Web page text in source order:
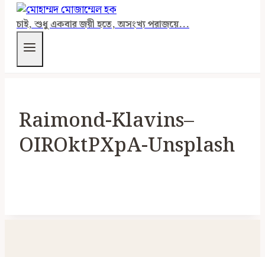
চাই, শুধু একবার জয়ী হতে, অসংখ্য পরাজয়ে...
Raimond-Klavins–
OIROktPXpA-Unsplash